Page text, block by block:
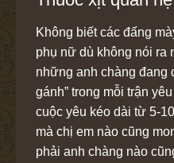
Không biết các đấng
phụ nữ dù không nói ra
những anh chàng đang
gánh” trong mỗi trận
cuộc yêu kéo dài từ 5-
mà chị em nào cũng
phải anh chàng nào